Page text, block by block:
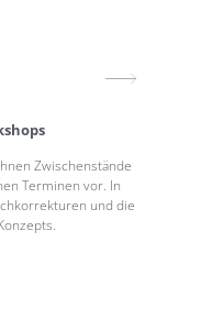
Zwischenstände
Terminen vor. In
und die